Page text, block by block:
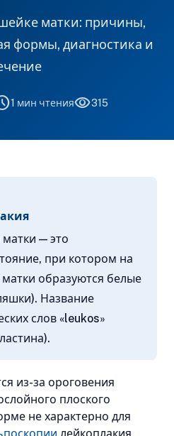
матки: причины,
формы, диагностика и
1 мин чтенияvisibility315
— это
при котором на
образуются белые
Название
слов «leukos»
из-за ороговения
плоского
не характерно для